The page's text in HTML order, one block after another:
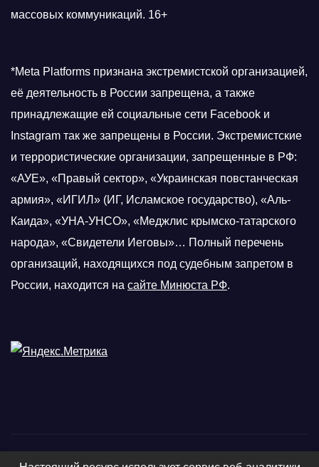
массовых коммуникаций. 16+
*Meta Platforms признана экстремистской организацией,
её деятельность в России запрещена, а также
принадлежащие ей социальные сети Facebook и
Instagram так же запрещены в России. Экстремистские
и террористические организации, запрещенные в РФ:
«АУЕ», «Правый сектор», «Украинская повстанческая
армия», «ИГИЛ» (ИГ, Исламское государство), «Аль-
Каида», «УНА-УНСО», «Меджлис крымско-татарского
народа», «Свидетели Иеговы»… Полный перечень
организаций, находящихся под судебным запретом в
России, находится на сайте Минюста РФ.